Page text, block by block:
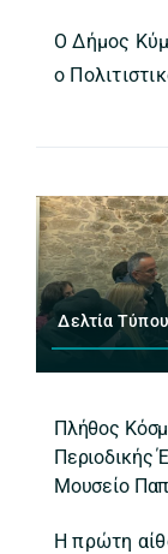
Ο Δήμος
ο
Δελτία
Πλήθος
Περιοδικής
Μουσείο
Η πρώτη